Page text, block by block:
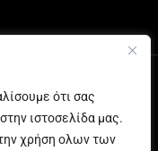
ότι σας
ιστοσελίδα μας.
χρήση ολων των
Keys